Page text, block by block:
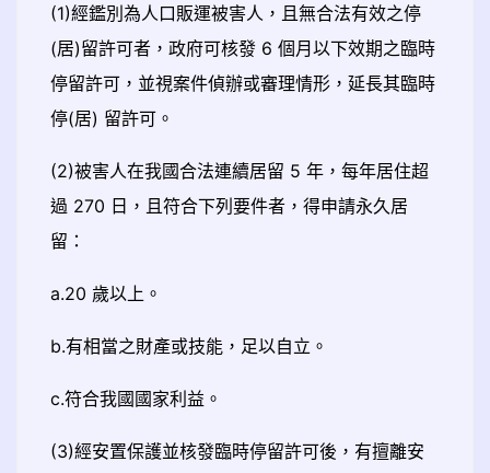
(1)經鑑別為人口販運被害人，且無合法有效之停
(居)留許可者，政府可核發 6 個月以下效期之臨時
停留許可，並視案件偵辦或審理情形，延長其臨時
停(居) 留許可。
(2)被害人在我國合法連續居留 5 年，每年居住超
過 270 日，且符合下列要件者，得申請永久居
留：
a.20 歲以上。
b.有相當之財產或技能，足以自立。
c.符合我國國家利益。
(3)經安置保護並核發臨時停留許可後，有擅離安